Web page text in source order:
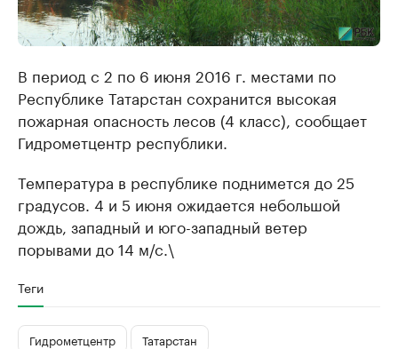
В период с 2 по 6 июня 2016 г. местами по
Республике Татарстан сохранится высокая
пожарная опасность лесов (4 класс), сообщает
Гидрометцентр республики.
Температура в республике поднимется до 25
градусов. 4 и 5 июня ожидается небольшой
дождь, западный и юго-западный ветер
порывами до 14 м/с.\
Теги
Гидрометцентр Татарстан